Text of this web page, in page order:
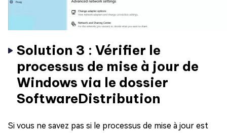
Solution 3 : Vérifier le
processus de mise à jour de
Windows via le dossier
SoftwareDistribution
Si vous ne savez pas si le processus de mise à jour est